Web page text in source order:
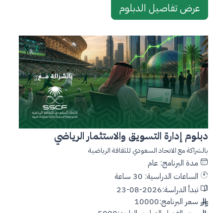
عرض تفاصيل الدبلوم
دبلوم إدارة التسويق والاستثمار الرياضي
بالشراكة مع الاتحاد السعودي للثقافة الرياضية
مدة البرنامج: عام
الساعات الدراسية: 30 ساعة
تبدأ الدراسة:2026-08-23
سعر البرنامج:10000